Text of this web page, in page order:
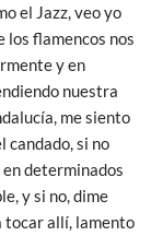
el Jazz, veo yo
los flamencos nos
y en
nuestra
me siento
si no
determinados
y si no, dime
tocar allí, lamento